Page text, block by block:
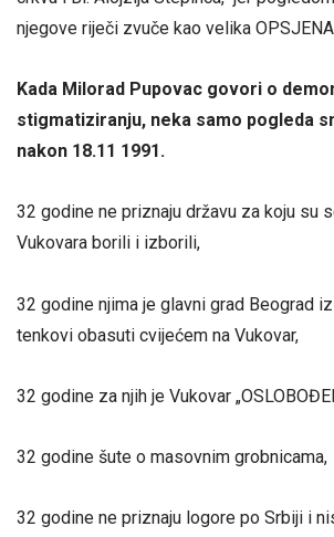
njegove riječi zvuče kao velika
Kada Milorad Pupovac govori o
stigmatiziranju, neka samo pogleda
nakon 18.11 1991.
32 godine ne priznaju državu za koju su
Vukovara borili i izborili,
32 godine njima je glavni grad Beograd
tenkovi obasuti cvijećem na Vukovar,
32 godine za njih je Vukovar
32 godine šute o masovnim grobnicama,
32 godine ne priznaju logore po Srbiji i